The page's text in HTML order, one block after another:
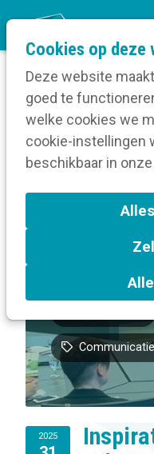
Cookies op deze
Deze website
goed te
welke cookies we
cookie-instellingen
beschikbaar in onze
Home
Volg een
Over
communicatie -
Terug naar
2025